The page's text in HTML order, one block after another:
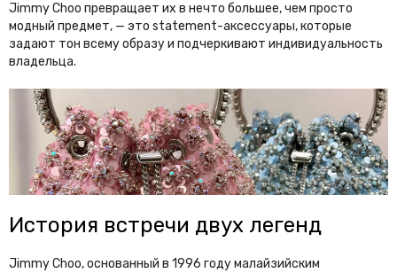
Jimmy Choo превращает их в нечто большее, чем просто
модный предмет, — это statement-аксессуары, которые
задают тон всему образу и подчеркивают индивидуальность
владельца.
История встречи двух легенд
Jimmy Choo, основанный в 1996 году малайзийским